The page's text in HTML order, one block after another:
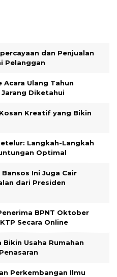
dan Penjualan
Pelanggan
Ulang Tahun
Diketahui
Kreatif yang Bikin
Langkah-Langkah
Optimal
Bansos Ini Juga Cair
dari Presiden
BPNT Oktober
Secara Online
Bikin Usaha Rumahan
Perkembangan Ilmu